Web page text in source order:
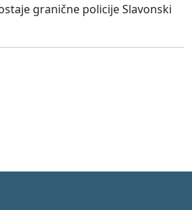
granične policije Slavonski